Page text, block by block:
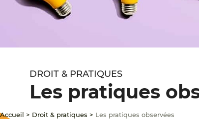
DROIT & PRATIQUES
Les pratiques
Accueil > Droit & pratiques > Les pratiques observées